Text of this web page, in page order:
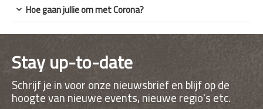
Hoe gaan jullie om met Corona?
Stay up-to-date
Schrijf je in voor onze nieuwsbrief en blijf op de
hoogte van nieuwe events, nieuwe regio's etc.